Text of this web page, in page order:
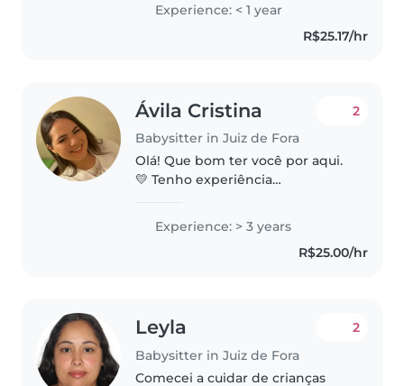
bebês e crianças. Sempre estou
disposta a aprender mais, para..
Experience: < 1 year
R$25.17/hr
Ávila Cristina
Babysitter in Juiz de Fora
2
Olá! Que bom ter você por aqui.
💛 Tenho experiência
casa de família e estou
disponível para auxiliar sua
família no período da noite e aos
Experience: > 3 years
R$25.00/hr
Leyla
Babysitter in Juiz de Fora
2
Comecei a cuidar de crianças